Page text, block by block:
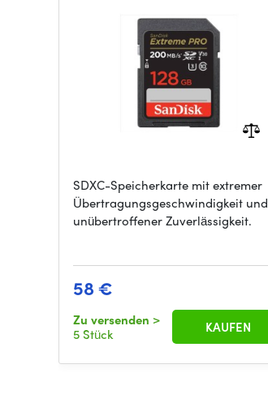
SDXC-Speicherkarte mit extremer
Übertragungsgeschwindigkeit und
unübertroffener Zuverlässigkeit.
58 €
Zu versenden >
5 Stück
KAUFEN